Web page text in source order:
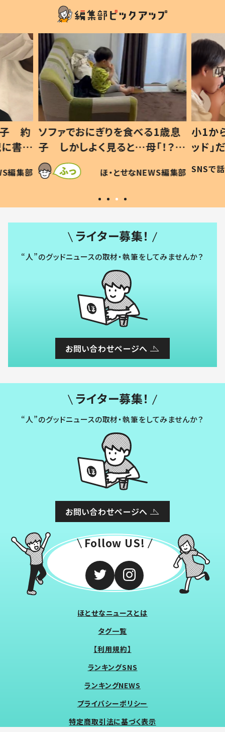
歳息
？」
編集部
小1から不登校、息子は「ギフテ
ッド」だった 父が“ウチ給食”を
作り続ける理由とは #令和の親
#令和の子
SNSで話題 ほ・とせなNEWS編集部
ひ孫
が、抱
「涙
い」
ライター募集！
“人”のグッドニュースの取材・執筆をしてみませんか？
お問い合わせページへ
ライター募集！
“人”のグッドニュースの取材・執筆をしてみませんか？
お問い合わせページへ
Follow US!
ほとせなニュースとは
タグ一覧
【利用規約】
ランキングSNS
ランキングNEWS
プライバシーポリシー
特定商取引法に基づく表示